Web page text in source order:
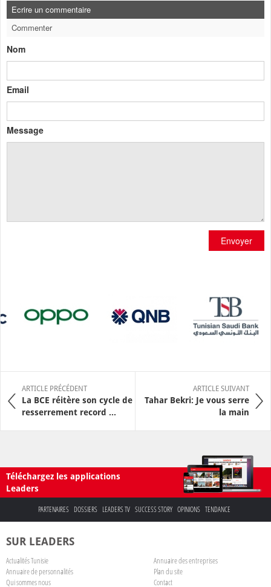
Ecrire un commentaire
Commenter
Nom
Email
Message
Envoyer
ARTICLE PRÉCÉDENT
La BCE réitère son cycle de
resserrement record ...
ARTICLE SUIVANT
Tahar Bekri: Je vous serre
la main
Téléchargez les applications
Leaders
PARTENAIRES DOSSIERS LEADERS TV SUCCESS STORY OPINIONS TENDANCE
SUR LEADERS
Actualités Tunisie
Annuaire des entreprises
Annuaire de personnalités
Plan du site
Qui sommes nous
Contact